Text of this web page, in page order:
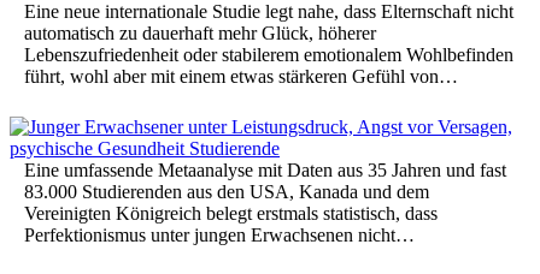
Eine neue internationale Studie legt nahe, dass Elternschaft nicht
automatisch zu dauerhaft mehr Glück, höherer
Lebenszufriedenheit oder stabilerem emotionalem Wohlbefinden
führt, wohl aber mit einem etwas stärkeren Gefühl von…
Eine umfassende Metaanalyse mit Daten aus 35 Jahren und fast
83.000 Studierenden aus den USA, Kanada und dem
Vereinigten Königreich belegt erstmals statistisch, dass
Perfektionismus unter jungen Erwachsenen nicht…